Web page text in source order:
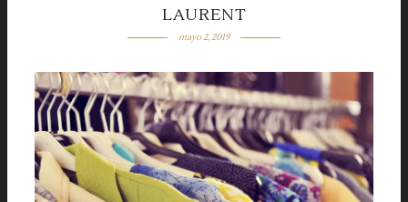
LAURENT
mayo 2, 2019